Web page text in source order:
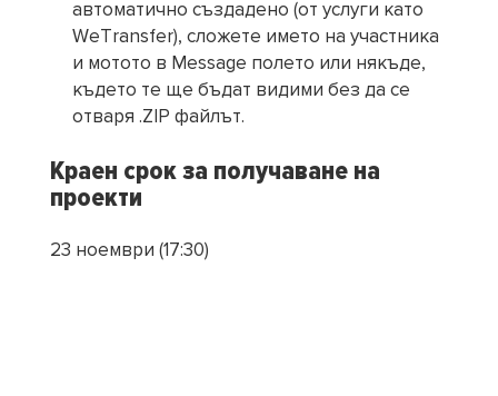
автоматично създадено (от услуги като
WeTransfer), сложете името на участника
и мотото в Message полето или някъде,
където те ще бъдат видими без да се
отваря .ZIP файлът.
Краен срок за получаване на
проекти
23 ноември (17:30)